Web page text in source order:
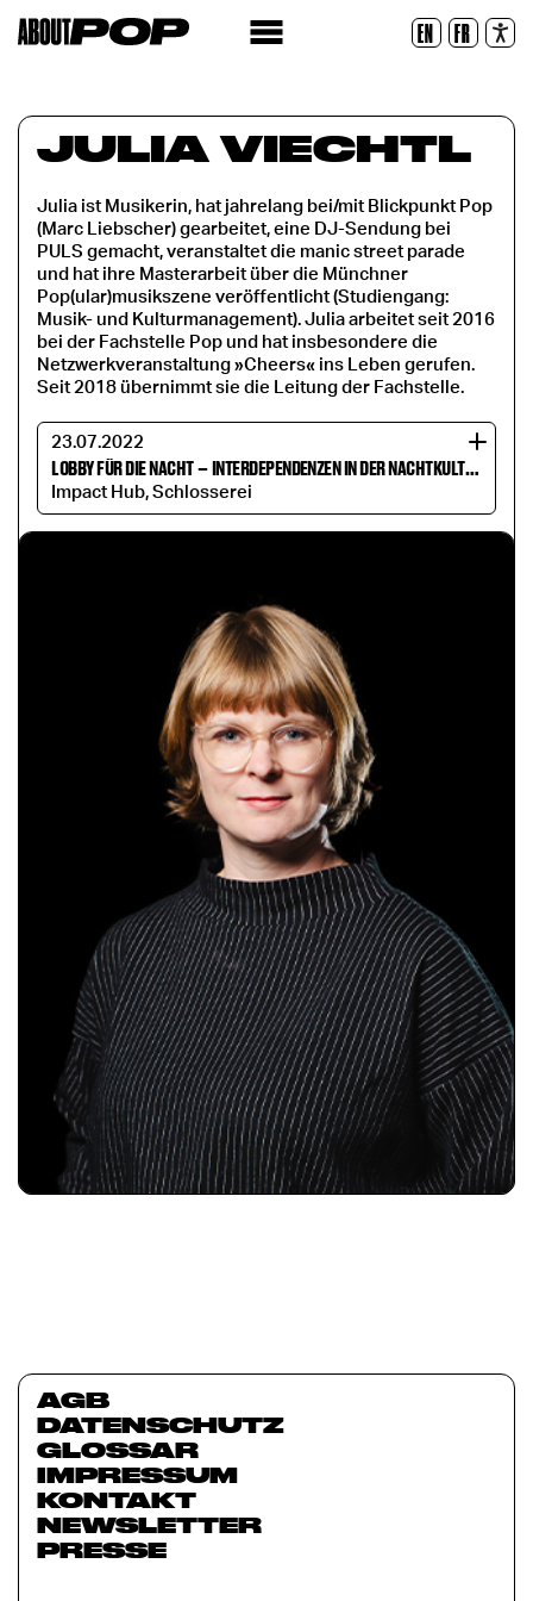
EN FR
Zurücksetzen
JULIA VIECHTL
Julia ist Musikerin, hat jahrelang bei/mit Blickpunkt Pop
(Marc Liebscher) gearbeitet, eine DJ-Sendung bei
PULS gemacht, veranstaltet die manic street parade
und hat ihre Masterarbeit über die Münchner
Pop(ular)musikszene veröffentlicht (Studiengang:
Musik- und Kulturmanagement). Julia arbeitet seit 2016
bei der Fachstelle Pop und hat insbesondere die
Netzwerkveranstaltung »Cheers« ins Leben gerufen.
Seit 2018 übernimmt sie die Leitung der Fachstelle.
23.07.2022
LOBBY FÜR DIE NACHT–INTERDEPENDENZEN IN DER NACHTKULTUR
Impact Hub, Schlosserei
AGB
DATENSCHUTZ
GLOSSAR
IMPRESSUM
KONTAKT
NEWSLETTER
PRESSE